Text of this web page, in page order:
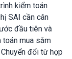
kiểm toán
SAI cần cân
đầu tiên và
toán mua sắm
đổi từ hợp